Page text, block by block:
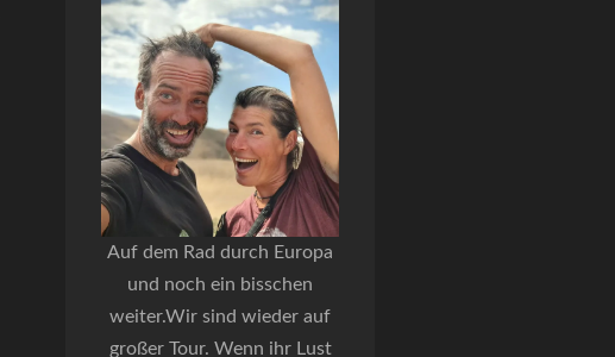
Auf dem Rad durch Europa
und noch ein bisschen
weiter.Wir sind wieder auf
großer Tour. Wenn ihr Lust